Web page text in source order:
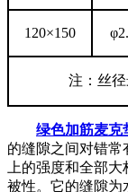
120×150
注：丝径
绿色加筋麦克
的缝隙之间对错
上的强度和全部
被性。它的缝隙为